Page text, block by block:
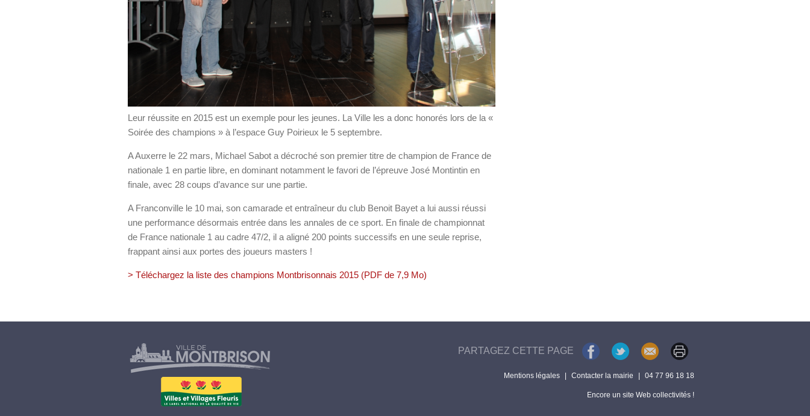
Leur réussite en 2015 est un exemple pour les jeunes. La Ville les a donc honorés lors de la «
Soirée des champions » à l’espace Guy Poirieux le 5 septembre.
A Auxerre le 22 mars, Michael Sabot a décroché son premier titre de champion de France de
nationale 1 en partie libre, en dominant notamment le favori de l’épreuve José Montintin en
finale, avec 28 coups d’avance sur une partie.
A Franconville le 10 mai, son camarade et entraîneur du club Benoit Bayet a lui aussi réussi
une performance désormais entrée dans les annales de ce sport. En finale de championnat
de France nationale 1 au cadre 47/2, il a aligné 200 points successifs en une seule reprise,
frappant ainsi aux portes des joueurs masters !
> Téléchargez la liste des champions Montbrisonnais 2015 (PDF de 7,9 Mo)
PARTAGEZ CETTE PAGE
Mentions légales | Contacter la mairie | 04 77 96 18 18
Encore un site Web collectivités !